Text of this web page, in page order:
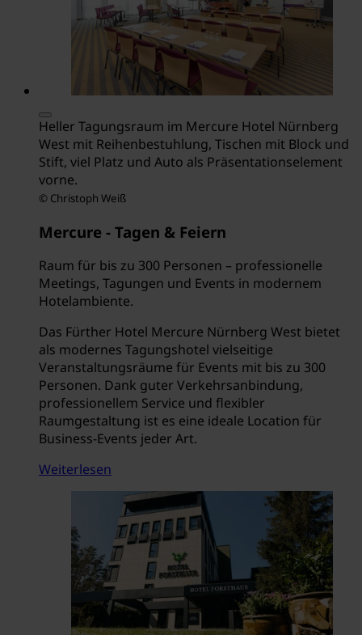
Heller Tagungsraum im Mercure Hotel Nürnberg
West mit Reihenbestuhlung, Tischen mit Block und
Stift, viel Platz und Auto als Präsentationselement
vorne.
© Christoph Weiß
Mercure - Tagen & Feiern
Raum für bis zu 300 Personen – professionelle
Meetings, Tagungen und Events in modernem
Hotelambiente.
Das Fürther Hotel Mercure Nürnberg West bietet
als modernes Tagungshotel vielseitige
Veranstaltungsräume für Events mit bis zu 300
Personen. Dank guter Verkehrsanbindung,
professionellem Service und flexibler
Raumgestaltung ist es eine ideale Location für
Business-Events jeder Art.
Weiterlesen